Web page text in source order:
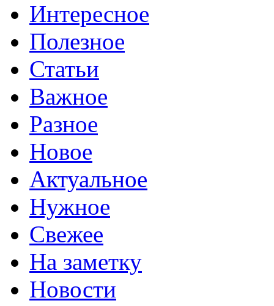
Интересное
Полезное
Статьи
Важное
Разное
Новое
Актуальное
Нужное
Свежее
На заметку
Новости